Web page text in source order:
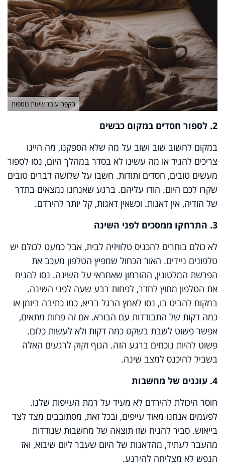
הקפה עובד שעות נוספות
2. לספור חסדים במקום כבשים
במקום לחשוב שוב ושוב על מה שלא הספקנו, מה היינו
צריכים להגיד או מה עשינו לא בסדר במהלך היום, נסו לספור
מעשים טובים, חסדים ותודות. חשבו על שלושה דברים טובים
שקרו לכם היום. הודו עליהם. ברגע שאנחנו נמצאים בתדר
של הודיה, אין דאגות. וכשאין דאגות, קל יותר להירדם.
3. התרחקו ממסכים לפני השינה
לא כולם בוחרים להכניס טלוויזיה לבית, אבל כמעט לכולם יש
טלפונים ניידים. האור הכחול שמפיץ הטלפון מעכב את
הפרשת המלטונין, ההורמון שאחראי על השינה. נסו להניח
את הטלפון מחוץ לחדר, לפחות רבע שעה לפני השינה.
במקום להביט בו, נסו לאמץ הרגל בריא, כמו כתיבה ביומן או
כמה דקות של התבודדות עם הבורא. אם זה פחות מתאים,
אפשר פשוט לשבת בשקט כמה דקות ולא לעשות כלום.
פשוט להיות נוכחים ברגע הזה. הגוף זקוק לרגעים האלה
בשביל להיכנס למצב שינה.
4. עוגנים של מחשבות
חוסר היכולת להירדם לא מעיד על רמת העייפות שלנו.
לפעמים אנחנו מאוד עייפים, ובכל זאת, מסתובבים מצד לצד
בייאוש. סביר להניח שזו תוצאה של מחשבות שנודדות
מהעבר לעתיד, מהדאגות של היום שעבר ליום שיבוא, ואז
הנפש לא מצליחה להירגע.